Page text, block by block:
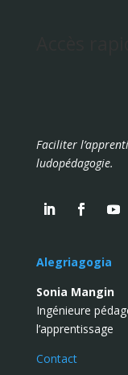
Faciliter
ludopédagogie.
Alegriagogia
Sonia Mangin
Ingénieure
l’apprentissage
Contact